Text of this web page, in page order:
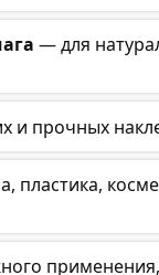
— для
и прочных
пластика,